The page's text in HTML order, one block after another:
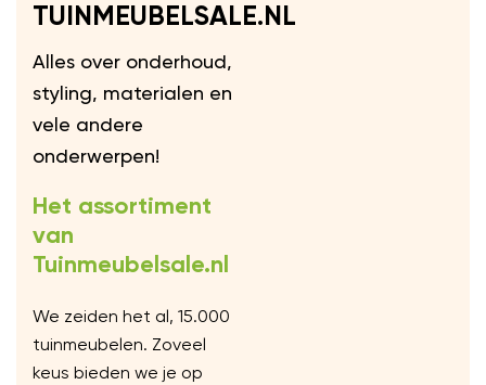
TUINMEUBELSALE.NL
Alles over onderhoud,
styling, materialen en
vele andere
onderwerpen!
Het assortiment
van
Tuinmeubelsale.nl
We zeiden het al, 15.000
tuinmeubelen. Zoveel
keus bieden we je op